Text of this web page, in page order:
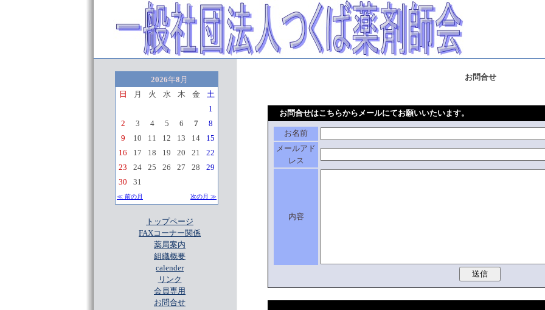
2026年8 月
日
月 火 水 木 金
土
1
2
3 4 5 6 7
8
9
10 11 12 13 14
15
16
17 18 19 20 21
22
23
24 25 26 27 28
29
30
31
≪ 前の月 次の月 ≫
トップページ
FAXコーナー関係
薬局案内
組織概要
calender
リンク
会員専用
お問合せ
お問合せ
お問合せはこちらからメールにてお願いいたいます。
お名前
メールアド
レス
内容